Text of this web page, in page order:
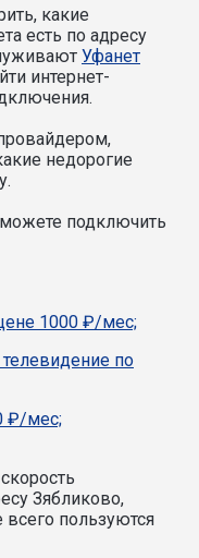
какие
есть по адресу
Уфанет
интернет-
недорогие
подключить
1000 ₽/мес;
по
₽/мес;
Зябликово,
пользуются